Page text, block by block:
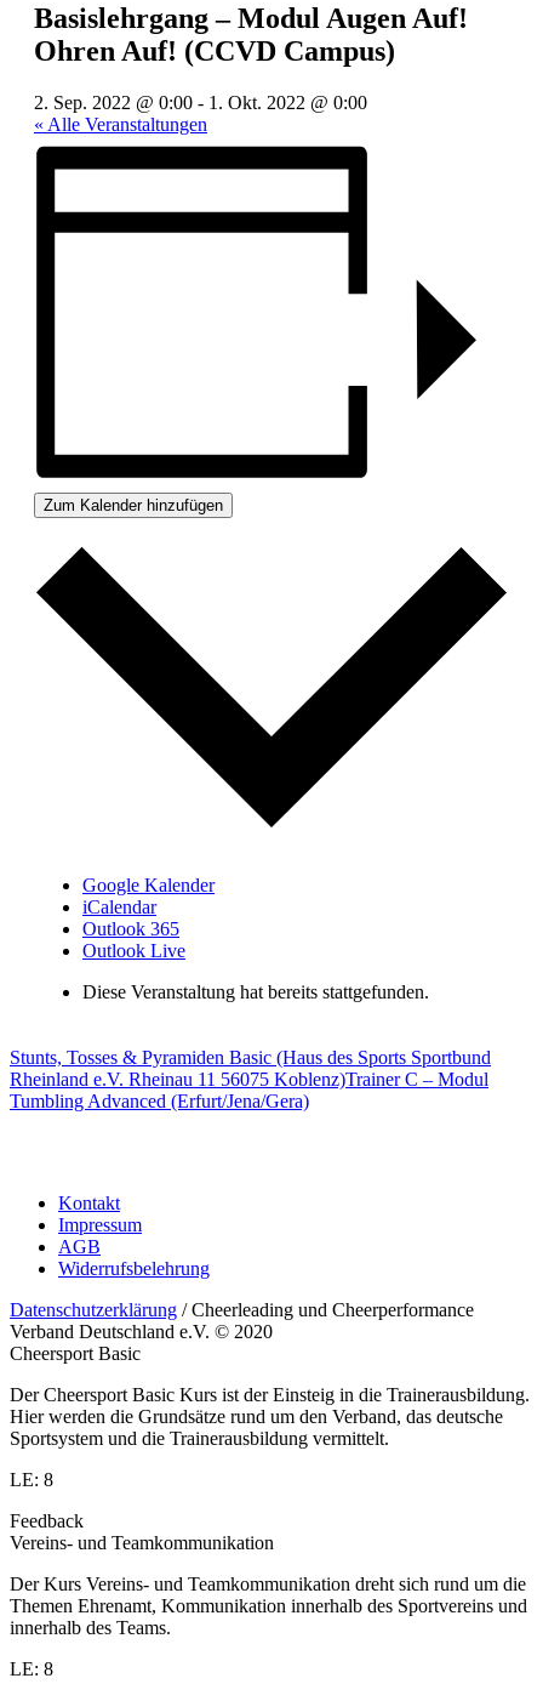
Basislehrgang – Modul Augen Auf!
Ohren Auf! (CCVD Campus)
2. Sep. 2022 @ 0:00 - 1. Okt. 2022 @ 0:00
« Alle Veranstaltungen
Zum Kalender hinzufügen
Google Kalender
iCalendar
Outlook 365
Outlook Live
Diese Veranstaltung hat bereits stattgefunden.
Stunts, Tosses & Pyramiden Basic (Haus des Sports Sportbund
Rheinland e.V. Rheinau 11 56075 Koblenz)Trainer C – Modul
Tumbling Advanced (Erfurt/Jena/Gera)
Kontakt
Impressum
AGB
Widerrufsbelehrung
Datenschutzerklärung / Cheerleading und Cheerperformance
Verband Deutschland e.V. © 2020
Cheersport Basic
Der Cheersport Basic Kurs ist der Einsteig in die Trainerausbildung.
Hier werden die Grundsätze rund um den Verband, das deutsche
Sportsystem und die Trainerausbildung vermittelt.
LE: 8
Feedback
Vereins- und Teamkommunikation
Der Kurs Vereins- und Teamkommunikation dreht sich rund um die
Themen Ehrenamt, Kommunikation innerhalb des Sportvereins und
innerhalb des Teams.
LE: 8